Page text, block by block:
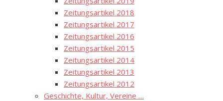
Zeitungsartikel 2018
Zeitungsartikel 2017
Zeitungsartikel 2016
Zeitungsartikel 2015
Zeitungsartikel 2014
Zeitungsartikel 2013
Zeitungsartikel 2012
Geschichte, Kultur, Vereine …